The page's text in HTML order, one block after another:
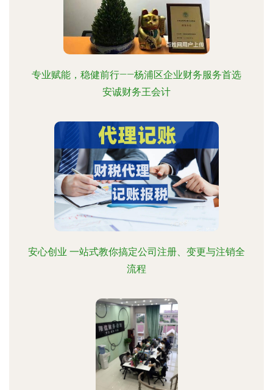
专业赋能，稳健前行——杨浦区企业财务服务首选
安诚财务王会计
安心创业 一站式教你搞定公司注册、变更与注销全
流程